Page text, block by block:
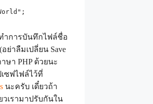
ำการบันทึกไฟล์ชื่อ
(อย่าลืมเปลี่ยน Save
าษา PHP ด้วยนะ
ซฟไฟล์ไว้ที่
นะครับ เดี๋ยวถ้า
วเรามาปรับกันใน